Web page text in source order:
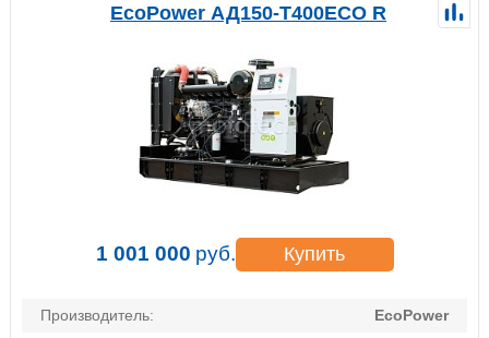
EcoPower АД150-T400ECO R
1 001 000 руб. Купить
Производитель:
EcoPower